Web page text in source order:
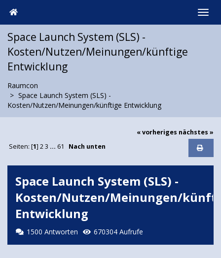
Space Launch System (SLS) -
Kosten/Nutzen/Meinungen/künftige
Entwicklung
Raumcon
Space Launch System (SLS) -
Kosten/Nutzen/Meinungen/künftige Entwicklung
« vorheriges nächstes »
Seiten: [1] 2 3 ... 61 Nach unten
Space Launch System (SLS) -
Kosten/Nutzen/Meinungen/
Entwicklung
1500 Antworten 670304 Aufrufe